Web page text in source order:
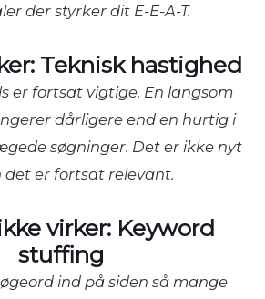
der styrker dit E-E-A-T.
Teknisk hastighed
er fortsat vigtige. En langsom
dårligere end en hurtig i
søgninger. Det er ikke nyt
er fortsat relevant.
virker: Keyword
stuffing
ind på siden så mange